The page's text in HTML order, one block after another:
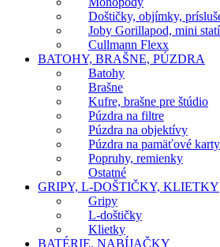
Doštičky, objímky,
Joby Gorillapod, mini
Cullmann Flexx
BATOHY, BRAŠNE, PÚZDRA
Batohy
Brašne
Kufre, brašne pre štúdio
Púzdra na filtre
Púzdra na objektívy
Púzdra na pamäťové karty
Popruhy, remienky
Ostatné
GRIPY, L-DOŠTIČKY, KLIETKY
Gripy
L-doštičky
Klietky
BATÉRIE, NABÍJAČKY